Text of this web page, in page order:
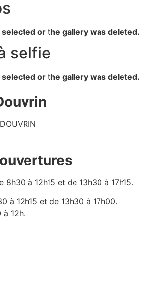
or the gallery was deleted.
selfie
or the gallery was deleted.
8h30 à 12h15 et de 13h30 à 17h15.
à 12h15 et de 13h30 à 17h00.
à 12h.